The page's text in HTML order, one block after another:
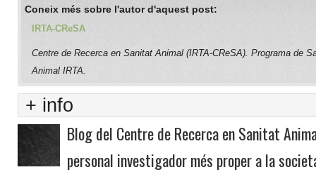
Coneix més sobre l'autor d'aquest post:
IRTA-CReSA
Centre de Recerca en Sanitat Animal (IRTA-CReSA). Programa de
Animal IRTA.
+ info
Blog del Centre de Recerca en Sanitat
personal investigador més proper a la